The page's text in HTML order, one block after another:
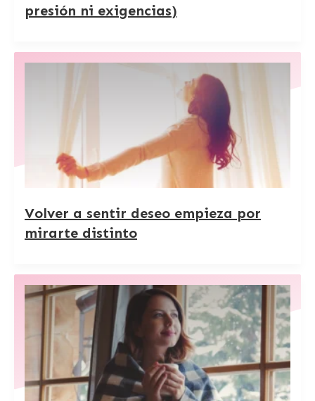
presión ni exigencias)
Volver a sentir deseo empieza por
mirarte distinto